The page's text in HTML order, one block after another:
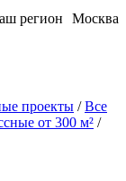
Москва
регион
проекты /Все
от 300 м² /